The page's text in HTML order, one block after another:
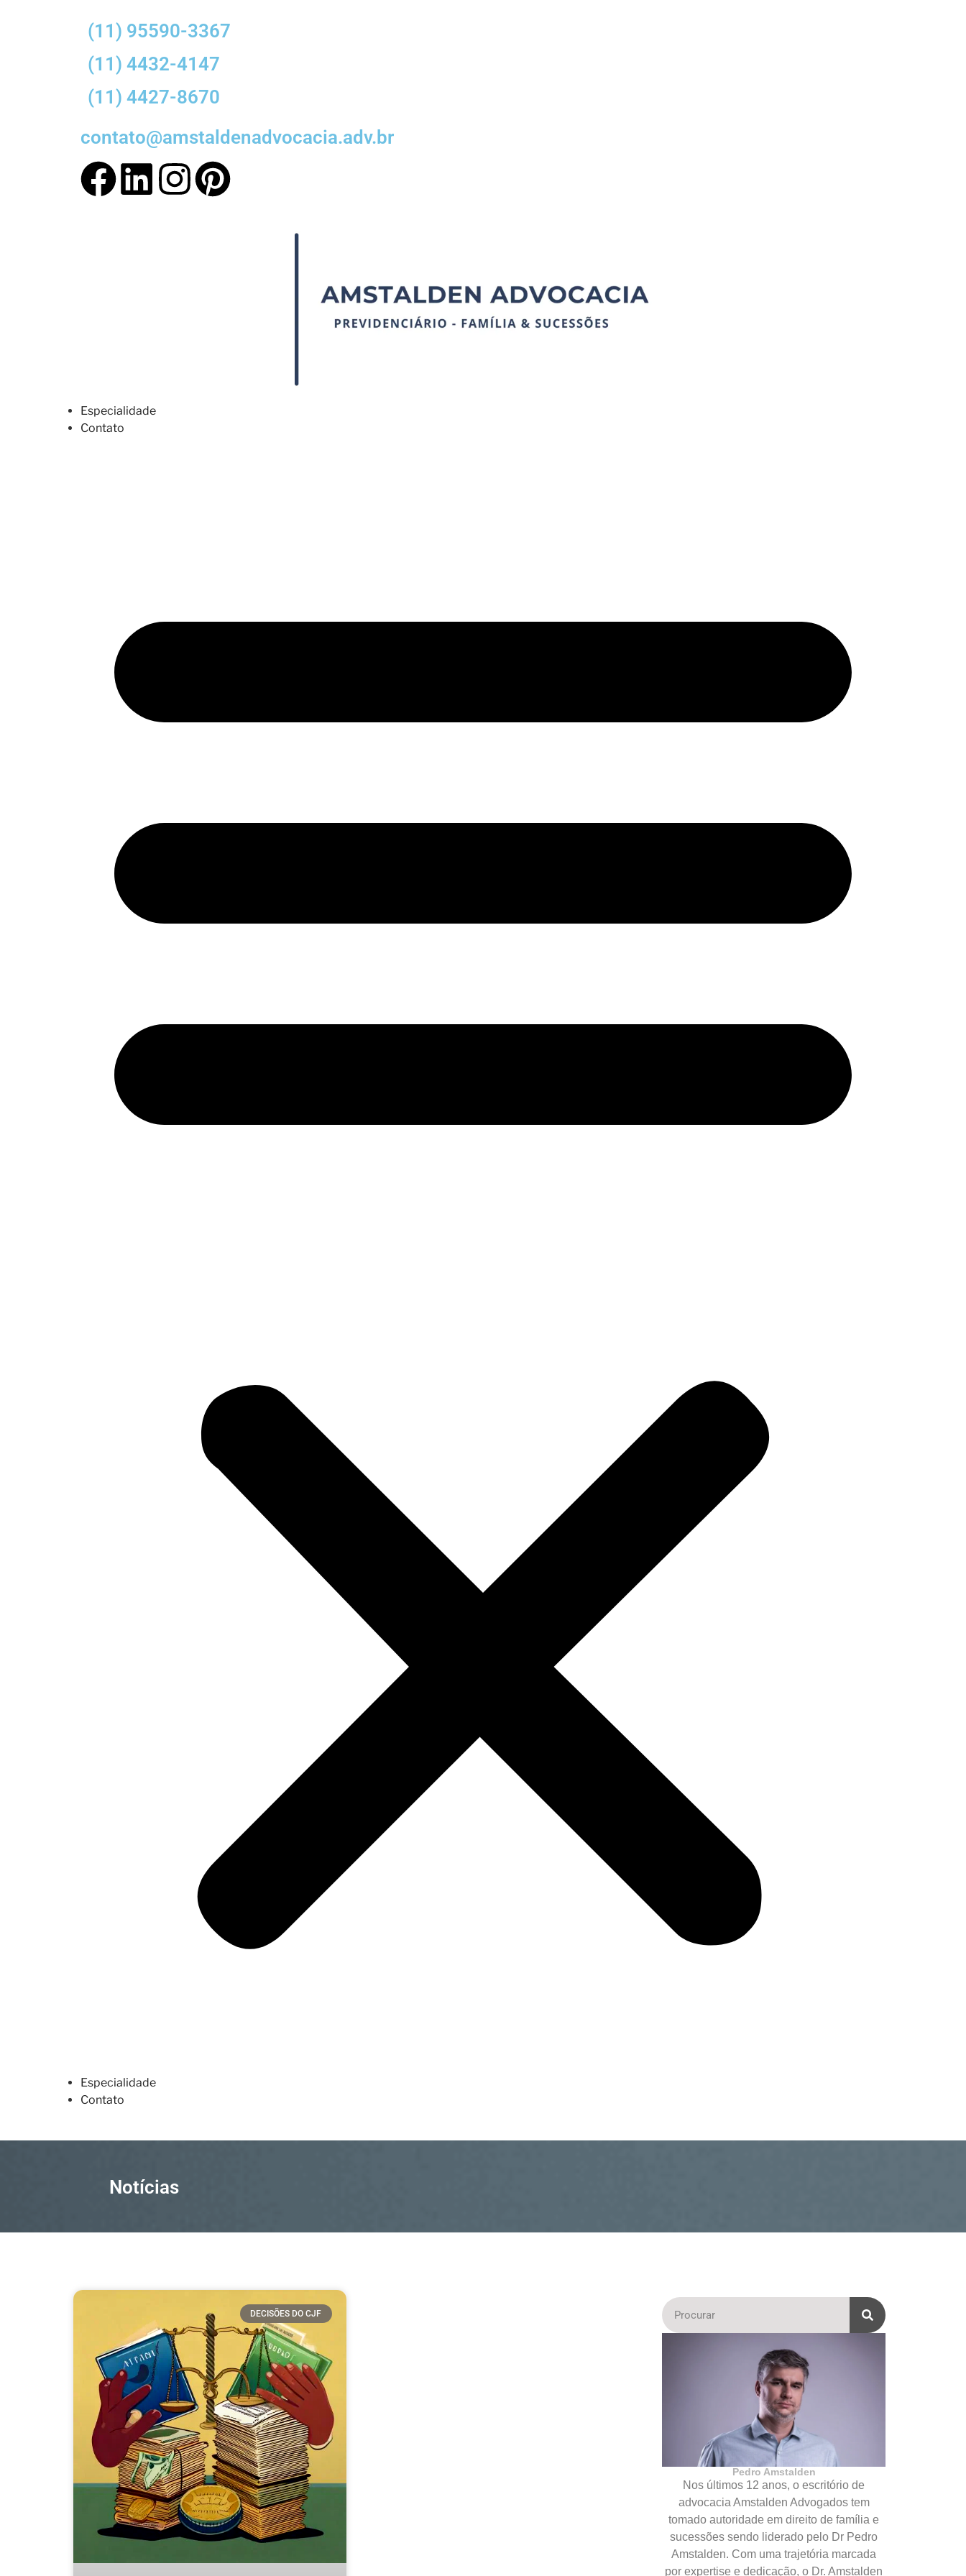
(11) 95590-3367
(11) 4432-4147
(11) 4427-8670
contato@amstaldenadvocacia.adv.br
Especialidade
Contato
Especialidade
Contato
Notícias
DECISÕES DO CJF
Pedro Amstalden
Nos últimos 12 anos, o escritório de
advocacia Amstalden Advogados tem
tomado autoridade em direito de família e
sucessões sendo liderado pelo Dr Pedro
Amstalden. Com uma trajetória marcada
por expertise e dedicação, o Dr. Amstalden